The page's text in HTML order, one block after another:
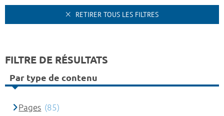
RETIRER TOUS LES FILTRES
FILTRE DE RÉSULTATS
Par type de contenu
Pages (85)